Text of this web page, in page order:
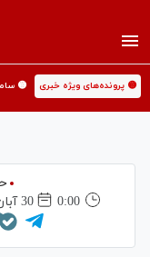
🟡 پرونده‌های ویژه خبری 🟡
0:00
30 آبان 1394